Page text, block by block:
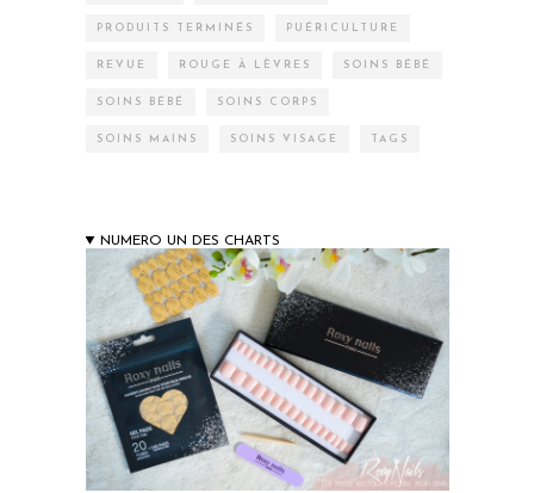
PRODUITS TERMINÉS PUÉRICULTURE
REVUE ROUGE À LÈVRES SOINS BÉBÉ
SOINS BÉBÉ SOINS CORPS
SOINS MAINS SOINS VISAGE TAGS
NUMERO UN DES CHARTS